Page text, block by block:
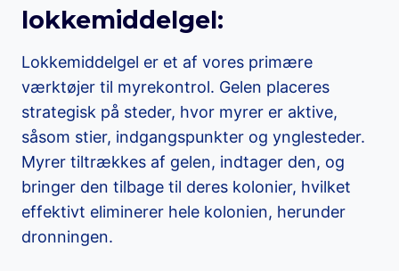
lokkemiddelgel:
Lokkemiddelgel er et af vores primære
værktøjer til myrekontrol. Gelen placeres
strategisk på steder, hvor myrer er aktive,
såsom stier, indgangspunkter og ynglesteder.
Myrer tiltrækkes af gelen, indtager den, og
bringer den tilbage til deres kolonier, hvilket
effektivt eliminerer hele kolonien, herunder
dronningen.